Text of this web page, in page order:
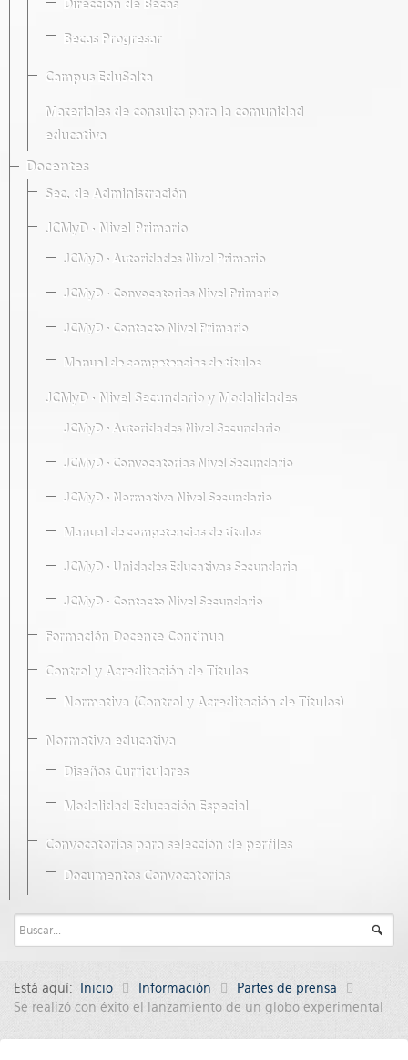
Dirección de Becas
Becas Progresar
Campus EduSalta
Materiales de consulta para la comunidad
educativa
Docentes
Sec. de Administración
JCMyD · Nivel Primario
JCMyD · Autoridades Nivel Primario
JCMyD · Convocatorias Nivel Primario
JCMyD · Contacto Nivel Primario
Manual de competencias de títulos
JCMyD · Nivel Secundario y Modalidades
JCMyD · Autoridades Nivel Secundario
JCMyD · Convocatorias Nivel Secundario
JCMyD · Normativa Nivel Secundario
Manual de competencias de títulos
JCMyD · Unidades Educativas Secundaria
JCMyD · Contacto Nivel Secundario
Formación Docente Continua
Control y Acreditación de Títulos
Normativa (Control y Acreditación de Títulos)
Normativa educativa
Diseños Curriculares
Modalidad Educación Especial
Convocatorias para selección de perfiles
Documentos Convocatorias
Está aquí: Inicio Información
Partes de prensa
Se realizó con éxito el lanzamiento de un globo experimental